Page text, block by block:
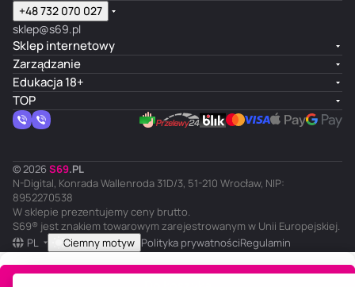
+48 732 070 027
sklep@s69.pl
Sklep internetowy
Zarządzanie
Edukacja 18+
TOP
© 2026 S69.PL
N-Digital, Konrada Wallenroda 31D/3, 51-210 Wrocław, NIP:
8952270538
W sklepie prezentujemy ceny brutto.
S69® jest znakiem towarowym zarejestrowanym w Unii Europejskiej.
PL
Ciemny motyw Polityka prywatnościRegulamin